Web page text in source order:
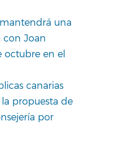
una
con Joan
octubre en el
canarias
propuesta de
por